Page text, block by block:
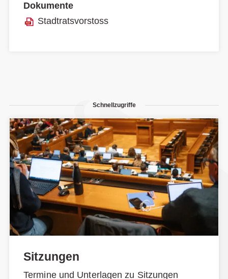
Dokumente
Stadtratsvorstoss
Schnellzugriffe
Sitzungen
Termine und Unterlagen zu Sitzungen